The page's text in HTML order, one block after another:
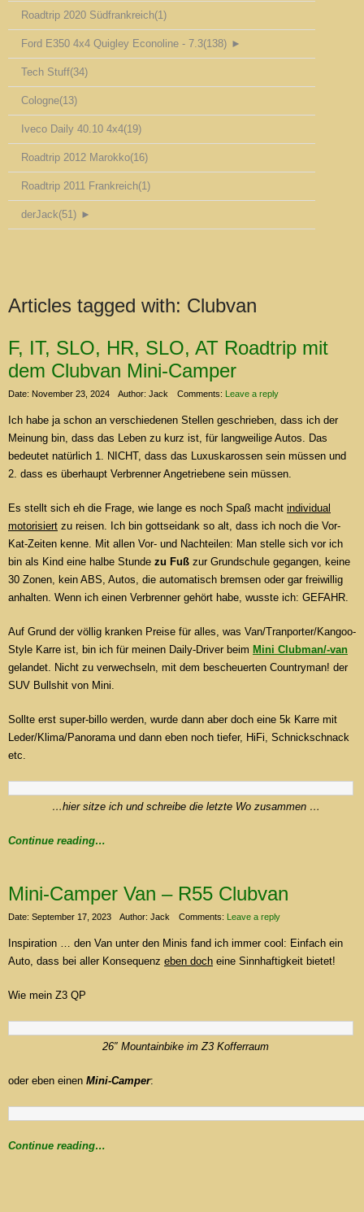
Roadtrip 2020 Südfrankreich(1)
Ford E350 4x4 Quigley Econoline - 7.3(138) ►
Tech Stuff(34)
Cologne(13)
Iveco Daily 40.10 4x4(19)
Roadtrip 2012 Marokko(16)
Roadtrip 2011 Frankreich(1)
derJack(51) ►
Articles tagged with: Clubvan
F, IT, SLO, HR, SLO, AT Roadtrip mit
dem Clubvan Mini-Camper
Date: November 23, 2024 Author: Jack Comments: Leave a reply
Ich habe ja schon an verschiedenen Stellen geschrieben, dass ich der
Meinung bin, dass das Leben zu kurz ist, für langweilige Autos. Das
bedeutet natürlich 1. NICHT, dass das Luxuskarossen sein müssen und
2. dass es überhaupt Verbrenner Angetriebene sein müssen.
Es stellt sich eh die Frage, wie lange es noch Spaß macht individual
motorisiert zu reisen. Ich bin gottseidank so alt, dass ich noch die Vor-
Kat-Zeiten kenne. Mit allen Vor- und Nachteilen: Man stelle sich vor ich
bin als Kind eine halbe Stunde zu Fuß zur Grundschule gegangen, keine
30 Zonen, kein ABS, Autos, die automatisch bremsen oder gar freiwillig
anhalten. Wenn ich einen Verbrenner gehört habe, wusste ich: GEFAHR.
Auf Grund der völlig kranken Preise für alles, was Van/Tranporter/Kangoo-
Style Karre ist, bin ich für meinen Daily-Driver beim Mini Clubman/-van
gelandet. Nicht zu verwechseln, mit dem bescheuerten Countryman! der
SUV Bullshit von Mini.
Sollte erst super-billo werden, wurde dann aber doch eine 5k Karre mit
Leder/Klima/Panorama und dann eben noch tiefer, HiFi, Schnickschnack
etc.
…hier sitze ich und schreibe die letzte Wo zusammen …
Continue reading…
Mini-Camper Van – R55 Clubvan
Date: September 17, 2023 Author: Jack Comments: Leave a reply
Inspiration … den Van unter den Minis fand ich immer cool: Einfach ein
Auto, dass bei aller Konsequenz eben doch eine Sinnhaftigkeit bietet!
Wie mein Z3 QP
26″ Mountainbike im Z3 Kofferraum
oder eben einen Mini-Camper:
Continue reading…